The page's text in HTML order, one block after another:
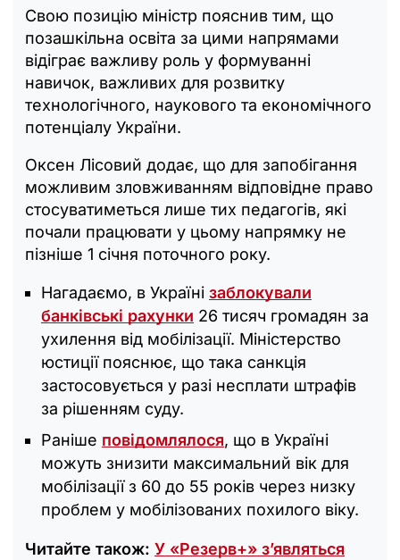
Свою позицію міністр пояснив тим, що
позашкільна освіта за цими напрямами
відіграє важливу роль у формуванні
навичок, важливих для розвитку
технологічного, наукового та економічного
потенціалу України.
Оксен Лісовий додає, що для запобігання
можливим зловживанням відповідне право
стосуватиметься лише тих педагогів, які
почали працювати у цьому напрямку не
пізніше 1 січня поточного року.
Нагадаємо, в Україні заблокували
банківські рахунки 26 тисяч громадян за
ухилення від мобілізації. Міністерство
юстиції пояснює, що така санкція
застосовується у разі несплати штрафів
за рішенням суду.
Раніше повідомлялося, що в Україні
можуть знизити максимальний вік для
мобілізації з 60 до 55 років через низку
проблем у мобілізованих похилого віку.
Читайте також: У «Резерв+» з’являться